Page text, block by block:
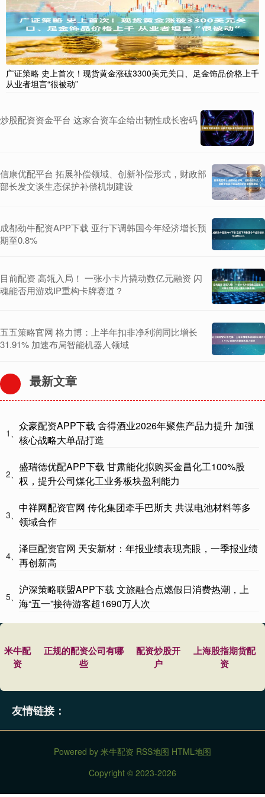
广证策略 史上首次！现货黄金涨破3300美元关口、足金饰品价格上千
从业者坦言“很被动”
炒股配资资金平台 这家合资车企给出韧性成长密码
信康优配平台 拓展补偿领域、创新补偿形式，财政部
部长发文谈生态保护补偿机制建设
成都劲牛配资APP下载 亚行下调韩国今年经济增长预
期至0.8%
目前配资 高瓴入局！ 一张小卡片撬动数亿元融资 闪
魂能否用游戏IP重构卡牌赛道？
五五策略官网 格力博：上半年扣非净利润同比增长
31.91% 加速布局智能机器人领域
最新文章
1、
众豪配资APP下载 舍得酒业2026年聚焦产品力提升 加强
核心战略大单品打造
2、
盛瑞德优配APP下载 甘肃能化拟购买金昌化工100%股
权，提升公司煤化工业务板块盈利能力
3、
中祥网配资官网 传化集团牵手巴斯夫 共谋电池材料等多
领域合作
4、
泽巨配资官网 天安新材：年报业绩表现亮眼，一季报业绩
再创新高
5、
沪深策略联盟APP下载 文旅融合点燃假日消费热潮，上
海“五一”接待游客超1690万人次
米牛配
资
正规的配资公司有哪
些
配资炒股开
户
上海股指期货配
资
友情链接：
Powered by 米牛配资 RSS地图 HTML地图
Copyright © 2023-2026